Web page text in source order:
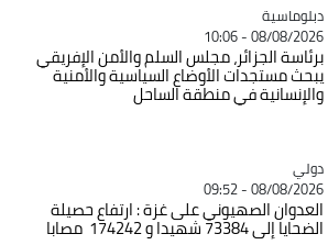
Catégorie
دبلوماسية
08/08/2026 - 10:06
برئاسة الجزائر، مجلس السلم والأمن الإفريقي
يبحث مستجدات الأوضاع السياسية والأمنية
والإنسانية في منطقة الساحل
Catégorie
دولي
08/08/2026 - 09:52
العدوان الصهيوني على غزة : ارتفاع حصيلة
الضحايا إلى 73384 شهيدا و 174242 مصابا